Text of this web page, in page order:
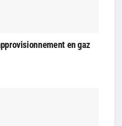
en gaz